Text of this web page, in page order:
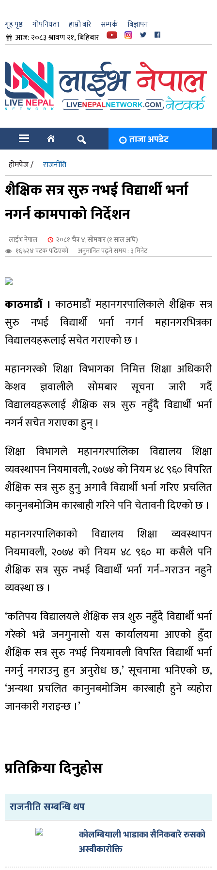
गृह पृष्ठ गोपनियता हाम्रो बारे सम्पर्क बिज्ञापन
आज: २०८३ श्रावण २१, बिहिबार
ताजा अपडेट
होमपेज / राजनीति
शैक्षिक सत्र सुरु नभई विद्यार्थी भर्ना
नगर्न कामपाको निर्देशन
लाईभ नेपाल
२०८१ चैत्र ४, सोमबार (१ साल अघि)
१६५२४ पटक पढिएको
अनुमानित पढ्ने समय : ३ मिनेट
काठमाडौं । काठमाडौं महानगरपालिकाले शैक्षिक सत्र
सुरु नभई विद्यार्थी भर्ना नगर्न महानगरभित्रका
विद्यालयहरूलाई सचेत गराएको छ ।
महानगरको शिक्षा विभागका निमित्त शिक्षा अधिकारी
केशव ज्ञवालीले सोमबार सूचना जारी गर्दै
विद्यालयहरूलाई शैक्षिक सत्र सुरु नहुँदै विद्यार्थी भर्ना
नगर्न सचेत गराएका हुन् ।
शिक्षा विभागले महानगरपालिका विद्यालय शिक्षा
व्यवस्थापन नियमावली, २०७४ को नियम ४८ ९६० विपरित
शैक्षिक सत्र सुरु हुनु अगावै विद्यार्थी भर्ना गरिए प्रचलित
कानुनबमोजिम कारबाही गरिने पनि चेतावनी दिएको छ ।
महानगरपालिकाको विद्यालय शिक्षा व्यवस्थापन
नियमावली, २०७४ को नियम ४८ ९६० मा कसैले पनि
शैक्षिक सत्र सुरु नभई विद्यार्थी भर्ना गर्न–गराउन नहुने
व्यवस्था छ ।
‘कतिपय विद्यालयले शैक्षिक सत्र शुरु नहुँदै विद्यार्थी भर्ना
गरेको भन्ने जनगुनासो यस कार्यालयमा आएको हुँदा
शैक्षिक सत्र सुरु नभई नियमावली विपरित विद्यार्थी भर्ना
नगर्नु नगराउनु हुन अनुरोध छ,’ सूचनामा भनिएको छ,
‘अन्यथा प्रचलित कानुनबमोजिम कारबाही हुने व्यहोरा
जानकारी गराइन्छ ।’
प्रतिक्रिया दिनुहोस
राजनीति सम्बन्धि थप
कोलम्बियाली भाडाका सैनिकबारे रुसको
अस्वीकारोक्ति